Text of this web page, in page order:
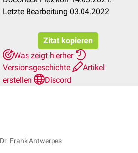
Letzte Bearbeitung 03.04.2022
Zitat kopieren
Was zeigt hierher
Versionsgeschichte
Artikel
erstellen
Discord
Dr. Frank Antwerpes